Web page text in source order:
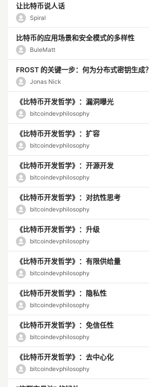
让比特币说人话
Spiral
比特币的应用场景和安全模式的多样性
BuleMatt
FROST 的关键一步：何为分布式密钥生成？
Jonas Nick
《比特币开发哲学》：漏洞曝光
bitcoindevphilosophy
《比特币开发哲学》：扩容
bitcoindevphilosophy
《比特币开发哲学》：开源开发
bitcoindevphilosophy
《比特币开发哲学》：对抗性思考
bitcoindevphilosophy
《比特币开发哲学》：升级
bitcoindevphilosophy
《比特币开发哲学》：有限供给量
bitcoindevphilosophy
《比特币开发哲学》：隐私性
bitcoindevphilosophy
《比特币开发哲学》：免信任性
bitcoindevphilosophy
《比特币开发哲学》：去中心化
bitcoindevphilosophy